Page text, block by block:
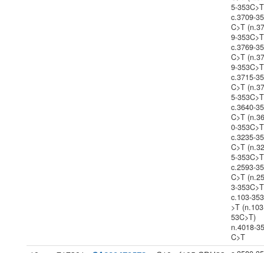
5-
c.3709-
C>T
9-
c.3769-
C>T
9-
c.3715-
C>T
5-
c.3640-
C>T
0-
c.3235-
C>T
5-
c.2593-
C>T
3-
c.103-
>T
53C>T)
n.4018-
C>T